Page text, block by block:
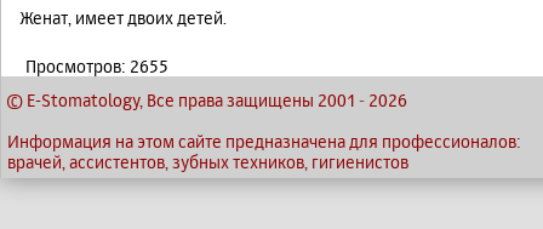
Женат, имеет двоих детей.
Просмотров: 2655
© E-Stomatology, Все права защищены 2001 - 2026
Информация на этом сайте предназначена для профессионалов:
врачей, ассистентов, зубных техников, гигиенистов